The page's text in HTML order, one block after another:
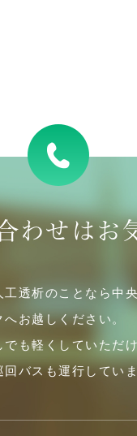
わせはお
透析のことなら中
へお越しください。
も軽くしていただ
回バスも運行していま